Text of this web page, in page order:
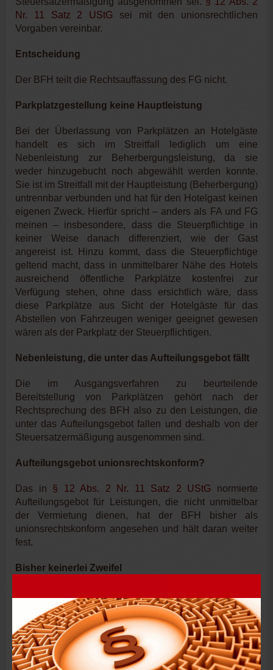
Nr. 11 Satz 2 UStG sei mit den unionsrechtlichen
Vorgaben vereinbar.
Entscheidung
Der BFH teilt die Rechtsauffassung des FG nicht.
Parkplatzgestellung keine Hauptleistung
Bei der Überlassung von Parkplätzen an Hotelgäste
handelt es sich im Streitfall lediglich um eine
Nebenleistung zur Beherbergungsleistung, da sie
weder hinzugebucht noch abgewählt werden konnte.
Sie ist im Streitfall mit der Hauptleistung (Beherbergung)
untrennbar verbunden und hat für den Hotelgast keinen
eigenen Zweck. Hierfür spricht – anders als FA und FG
meinen – insbesondere, dass die Steuerpflichtige in
keiner Weise danach differenziert, wie der Gast
angereist ist. Hinzu kommt, dass die Steuerpflichtige
geltend macht, dass in unmittelbarer Nähe des Hotels
ausreichend öffentliche Parkplätze kostenfrei zur
Verfügung stehen, ohne dass ersichtlich wäre, dass
diese Parkplätze aus Sicht der Hotelgäste für das
Abstellen von Fahrzeugen weniger geeignet gewesen
wären als der Parkplatz der Steuerpflichtigen.
Nebenleistung, die unter das Aufteilungsgebot fällt
Die im Ausgangsverfahren zu beurteilende
Bereitstellung von Parkplätzen gehört nach der
Rechtsprechung des BFH also zu den Leistungen, die
unter das Aufteilungsgebot fallen und deshalb von der
Steuersatzermäßigung ausgenommen sind.
Aufteilungsgebot unionsrechtskonform?
Das in § 12 Abs. 2 Nr. 11 Satz 2 UStG normierte
Aufteilungsgebot für Leistungen, die nicht unmittelbar
der Vermietung dienen, hat der BFH bisher als
unionsrechtskonform angesehen und hält daran weiter
fest.
Bisher keinerlei Zweifel
Aufteilungsgebots mit Unionsrecht zweifelsfrei
überzeugt, weil die Mitgliedstaaten nach Art. 98 Abs. 1
und 2 MwStSystRL – unter der Voraussetzung, dass der
Grundsatz der steuerlichen Neutralität beachtet wird –
der dem gemeinsamen Mehrwertsteuersystem zugrunde